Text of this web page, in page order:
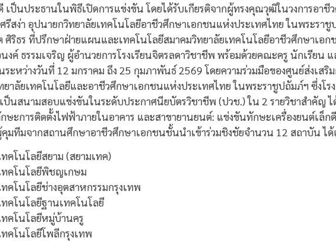
เป็นประธานในพิธีเปิดการแข่งขัน โดยได้รับเกียรติจากผู้ทรงคุณวุฒิในวงการอาชี
รีสง่า อุปนายกวิทยาลัยเทคโนโลยีอาชีวศึกษาเอกชนแห่งประเทศไทย ในพระรา
ศิริธร ที่ปรึกษาฝ่ายแผนและเทคโนโลยีสมาคมวิทยาลัยเทคโนโลยีอาชีวศึกษาเอ
งค์ ธรรมเจริญ ผู้อำนวยการโรงเรียนจิตรลดาวิชาชีพ พร้อมด้วยคณะครู นักเรียน
ะหว่างวันที่ 12 มกราคม ถึง 25 กุมภาพันธ์ 2569 โดยความร่วมมือของศูนย์ส่งเสริ
ยาลัยเทคโนโลยีและอาชีวศึกษาเอกชนแห่งประเทศไทย ในพระราชูปถัมภ์ฯ ซึ่งโ
ป็นสนามสอบแข่งขันในระดับประกาศนียบัตรวิชาชีพ (ปวช.) ใน 2 รายวิชาสำคัญ ไ
ษะการติดตั้งไฟฟ้าภายในอาคาร และสาขายานยนต์: แข่งขันทักษะเครื่องยนต์เล็
มทีมจากสถานศึกษาอาชีวศึกษาเอกชนชั้นนำเข้าร่วมชิงชัยจำนวน 12 สถาบัน ได้
คโนโลยีสยาม (สยามเทค)
ทคโนโลยีพิชญเกษม
คโนโลยีช่างอุตสาหกรรมกรุงเทพ
ทคโนโลยีฐานเทคโนโลยี
ทคโนโลยีหมู่บ้านครู
ทคโนโลยีโพลีกรุงเทพ